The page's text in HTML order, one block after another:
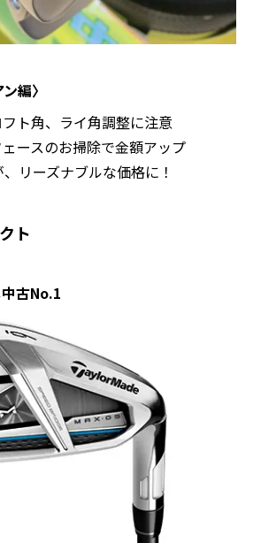
編〉
ト角、ライ角調整に注意
ースのお掃除で金額アップ
リーズナブルな価格に！
ト
古No.1